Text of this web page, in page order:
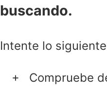
buscando.
Intente lo
Compruebe